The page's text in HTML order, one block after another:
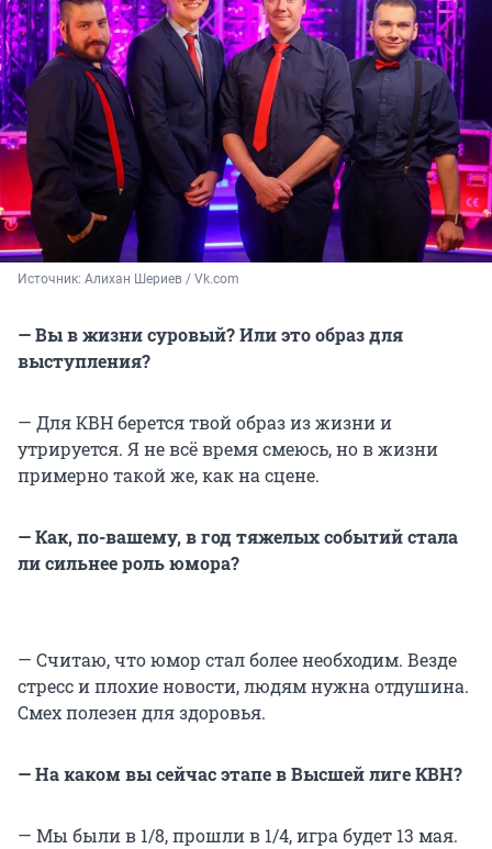
Источник: Алихан Шериев / Vk.com
— Вы в жизни суровый? Или это образ для
выступления?
— Для КВН берется твой образ из жизни и
утрируется. Я не всё время смеюсь, но в жизни
примерно такой же, как на сцене.
— Как, по-вашему, в год тяжелых событий стала
ли сильнее роль юмора?
— Считаю, что юмор стал более необходим. Везде
стресс и плохие новости, людям нужна отдушина.
Смех полезен для здоровья.
— На каком вы сейчас этапе в Высшей лиге КВН?
— Мы были в 1/8, прошли в 1/4, игра будет 13 мая.